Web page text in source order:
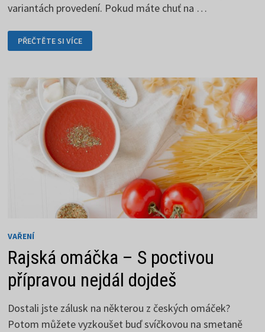
variantách provedení. Pokud máte chuť na …
KOPROVÁ
OMÁČKA,
JAK
PŘEČTĚTE SI VÍCE
VAŘENÍ
Rajská omáčka – S poctivou
přípravou nejdál dojdeš
Dostali jste zálusk na některou z českých omáček?
Potom můžete vyzkoušet buď svíčkovou na smetaně